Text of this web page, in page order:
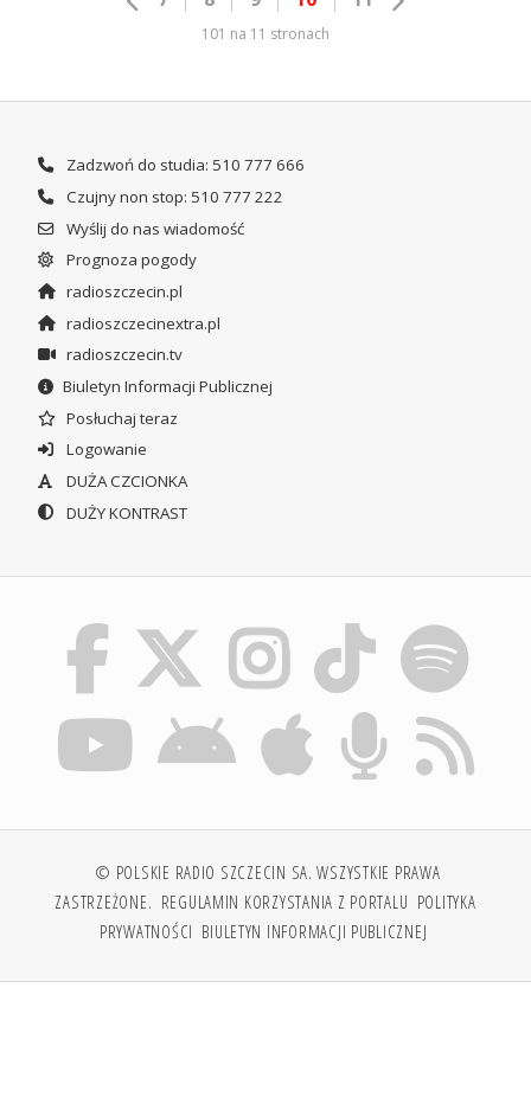
101 na 11 stronach
Zadzwoń do studia: 510 777 666
Czujny non stop: 510 777 222
Wyślij do nas wiadomość
Prognoza pogody
radioszczecin.pl
radioszczecinextra.pl
radioszczecin.tv
Biuletyn Informacji Publicznej
Posłuchaj teraz
Logowanie
DUŻA CZCIONKA
DUŻY KONTRAST
© POLSKIE RADIO SZCZECIN SA. WSZYSTKIE PRAWA
ZASTRZEŻONE. REGULAMIN KORZYSTANIA Z PORTALU POLITYKA
PRYWATNOŚCI BIULETYN INFORMACJI PUBLICZNEJ